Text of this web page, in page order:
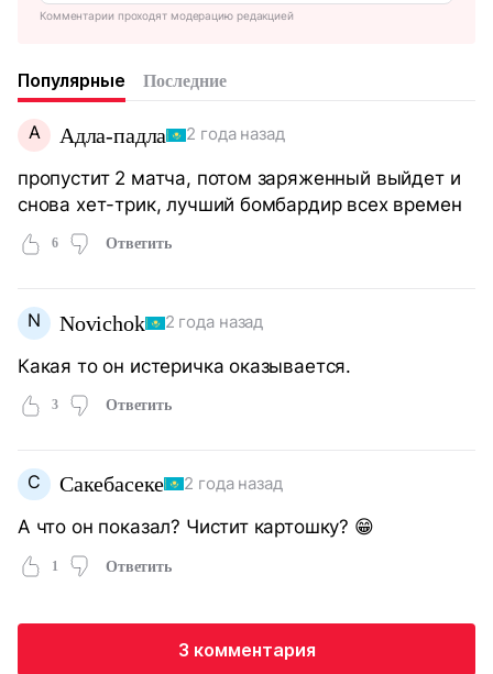
Комментарии проходят модерацию редакцией
Популярные Последние
А Адла-падла 2 года назад
пропустит 2 матча, потом заряженный выйдет и
снова хет-трик, лучший бомбардир всех времен
6 Ответить
N Novichok 2 года назад
Какая то он истеричка оказывается.
3 Ответить
С Сакебасеке 2 года назад
А что он показал? Чистит картошку? 😁
1 Ответить
3 комментария